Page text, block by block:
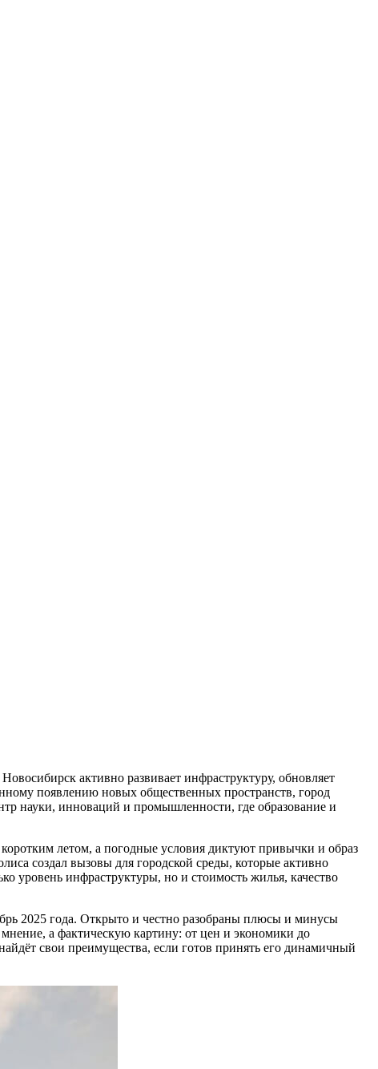
активно развивает инфраструктуру, обновляет
появлению новых общественных пространств, город
науки, инноваций и промышленности, где образование и
летом, а погодные условия диктуют привычки и образ
создал вызовы для городской среды, которые активно
уровень инфраструктуры, но и стоимость жилья, качество
2025 года. Открыто и честно разобраны плюсы и минусы
а фактическую картину: от цен и экономики до
свои преимущества, если готов принять его динамичный